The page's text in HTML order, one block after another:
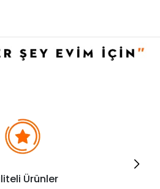
için belirlenmiştir. Toplu alımlar
ve uygun bulunmayan siparişler
Ürünler